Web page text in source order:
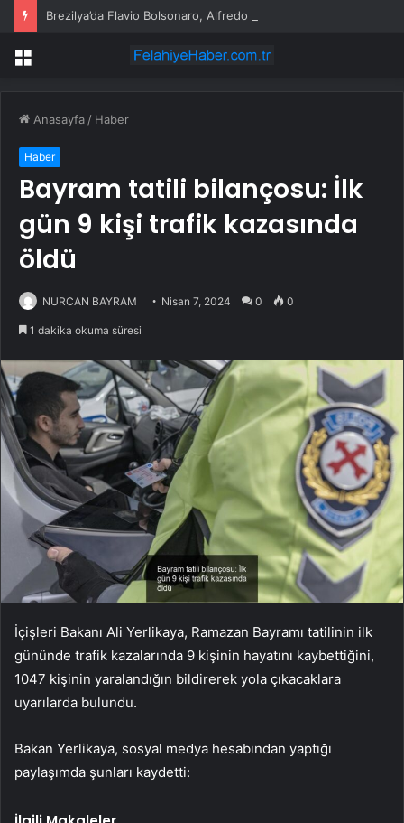
Menü
Anasayfa / Haber
Haber
Bayram tatili bilançosu: İlk
gün 9 kişi trafik kazasında
öldü
NURCAN BAYRAM Nisan 7, 2024 0 0
1 dakika okuma süresi
İçişleri Bakanı Ali Yerlikaya, Ramazan Bayramı tatilinin ilk
gününde trafik kazalarında 9 kişinin hayatını kaybettiğini,
1047 kişinin yaralandığın bildirerek yola çıkacaklara
uyarılarda bulundu.
Bakan Yerlikaya, sosyal medya hesabından yaptığı
paylaşımda şunları kaydetti: